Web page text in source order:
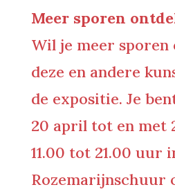
Meer sporen
Wil je meer sporen
deze en andere
de expositie. Je
20 april tot en met
11.00 tot 21.00 uur
Rozemarijnschuur